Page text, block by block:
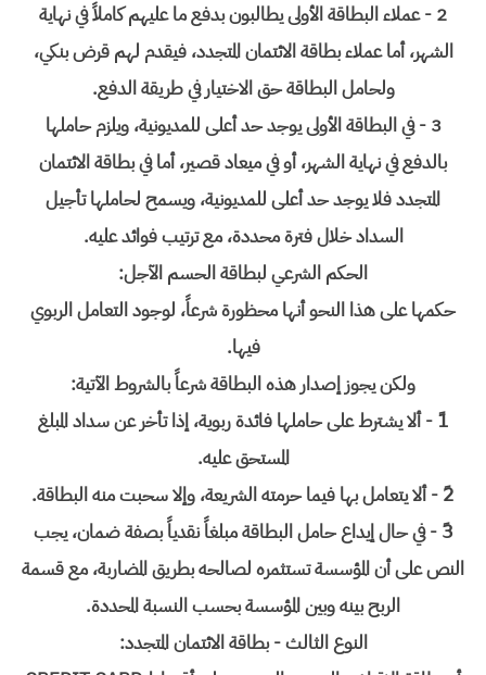
2 - عملاء البطاقة الأولى يطالبون بدفع ما عليهم كاملاً في نهاية
الشهر، أما عملاء بطاقة الائتمان المتجدد، فيقدم لهم قرض بنكي،
ولحامل البطاقة حق الاختيار في طريقة الدفع.
3 - في البطاقة الأولى يوجد حد أعلى للمديونية، ويلزم حاملها
بالدفع في نهاية الشهر، أو في ميعاد قصير، أما في بطاقة الائتمان
المتجدد فلا يوجد حد أعلى للمديونية، ويسمح لحاملها تأجيل
السداد خلال فترة محددة، مع ترتيب فوائد عليه.
الحكم الشرعي لبطاقة الحسم الآجل:
حكمها على هذا النحو أنها محظورة شرعاً، لوجود التعامل الربوي
فيها.
ولكن يجوز إصدار هذه البطاقة شرعاً بالشروط الآتية:
1ً - ألا يشترط على حاملها فائدة ربوية، إذا تأخر عن سداد المبلغ
المستحق عليه.
2ً - ألا يتعامل بها فيما حرمته الشريعة، وإلا سحبت منه البطاقة.
3ً - في حال إيداع حامل البطاقة مبلغاً نقدياً بصفة ضمان، يجب
النص على أن المؤسسة تستثمره لصالحه بطريق المضاربة، مع قسمة
الربح بينه وبين المؤسسة بحسب النسبة المحددة.
النوع الثالث - بطاقة الائتمان المتجدد: